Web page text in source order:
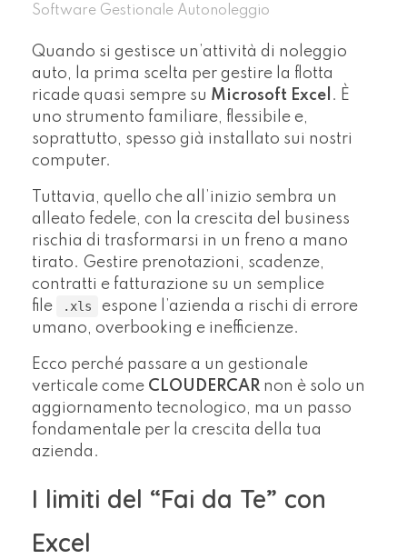
Software Gestionale Autonoleggio
Quando si gestisce un’attività di noleggio
auto, la prima scelta per gestire la flotta
ricade quasi sempre su Microsoft Excel . È
uno strumento familiare, flessibile e,
soprattutto, spesso già installato sui nostri
computer.
Tuttavia, quello che all’inizio sembra un
alleato fedele, con la crescita del business
rischia di trasformarsi in un freno a mano
tirato. Gestire prenotazioni, scadenze,
contratti e fatturazione su un semplice
file
.xls
espone l’azienda a rischi di errore
umano, overbooking e inefficienze.
Ecco perché passare a un gestionale
verticale come CLOUDERCAR non è solo un
aggiornamento tecnologico, ma un passo
fondamentale per la crescita della tua
azienda.
I limiti del “Fai da Te” con
Excel